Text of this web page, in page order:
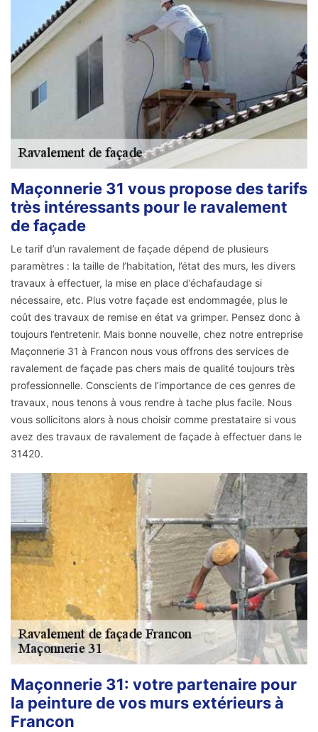
Maçonnerie 31 vous propose des tarifs
très intéressants pour le ravalement
de façade
Le tarif d’un ravalement de façade dépend de plusieurs
paramètres : la taille de l’habitation, l’état des murs, les divers
travaux à effectuer, la mise en place d’échafaudage si
nécessaire, etc. Plus votre façade est endommagée, plus le
coût des travaux de remise en état va grimper. Pensez donc à
toujours l’entretenir. Mais bonne nouvelle, chez notre entreprise
Maçonnerie 31 à Francon nous vous offrons des services de
ravalement de façade pas chers mais de qualité toujours très
professionnelle. Conscients de l’importance de ces genres de
travaux, nous tenons à vous rendre à tache plus facile. Nous
vous sollicitons alors à nous choisir comme prestataire si vous
avez des travaux de ravalement de façade à effectuer dans le
31420.
Maçonnerie 31: votre partenaire pour
la peinture de vos murs extérieurs à
Francon